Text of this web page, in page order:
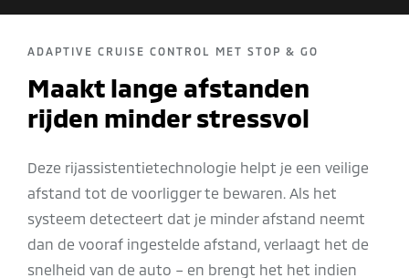
ADAPTIVE CRUISE CONTROL MET STOP & GO
Maakt lange afstanden
rijden minder stressvol
Deze rijassistentietechnologie helpt je een veilige
afstand tot de voorligger te bewaren. Als het
systeem detecteert dat je minder afstand neemt
dan de vooraf ingestelde afstand, verlaagt het de
snelheid van de auto – en brengt het het indien